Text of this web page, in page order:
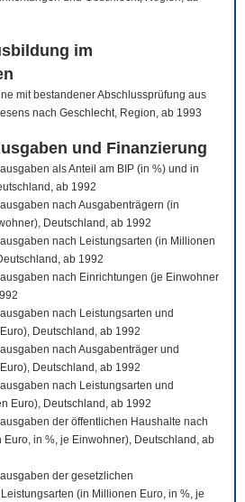
im
mit bestandener Abschlussprüfung aus
nach Geschlecht, Region, ab 1993
und Finanzierung
als Anteil am BIP (in %) und in
ab 1992
nach Ausgabenträgern (in
Deutschland, ab 1992
nach Leistungsarten (in Millionen
ab 1992
nach Einrichtungen (je Einwohner
nach Leistungsarten und
Deutschland, ab 1992
nach Ausgabenträger und
Deutschland, ab 1992
nach Leistungsarten und
Euro), Deutschland, ab 1992
der öffentlichen Haushalte nach
in %, je Einwohner), Deutschland, ab
der gesetzlichen
(in Millionen Euro, in %, je